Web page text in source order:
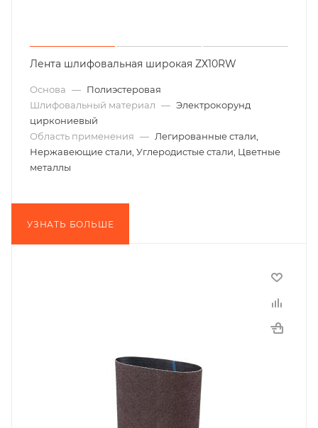
Лента шлифовальная широкая ZХ10RW
Основа — Полиэстеровая
Шлифовальный материал — Электрокорунд
циркониевый
Область применения — Легированные стали,
Нержавеющие стали, Углеродистые стали, Цветные
металлы
УЗНАТЬ БОЛЬШЕ